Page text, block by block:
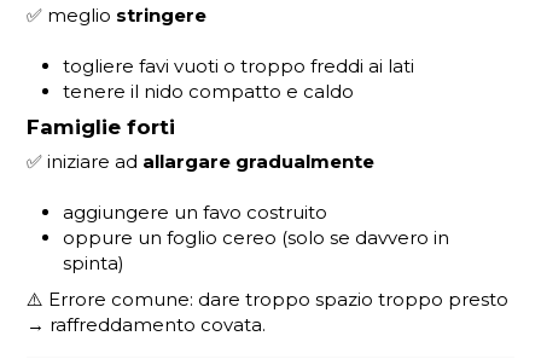
✅ meglio stringere
togliere favi vuoti o troppo freddi ai lati
tenere il nido compatto e caldo
Famiglie forti
✅ iniziare ad allargare gradualmente
aggiungere un favo costruito
oppure un foglio cereo (solo se davvero in
spinta)
⚠️ Errore comune: dare troppo spazio troppo presto
→ raffreddamento covata.